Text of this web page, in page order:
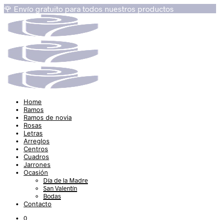
🌹 Envío gratuito para todos nuestros productos
Home
Ramos
Ramos de novia
Rosas
Letras
Arreglos
Centros
Cuadros
Jarrones
Ocasión
Día de la Madre
San Valentín
Bodas
Contacto
0